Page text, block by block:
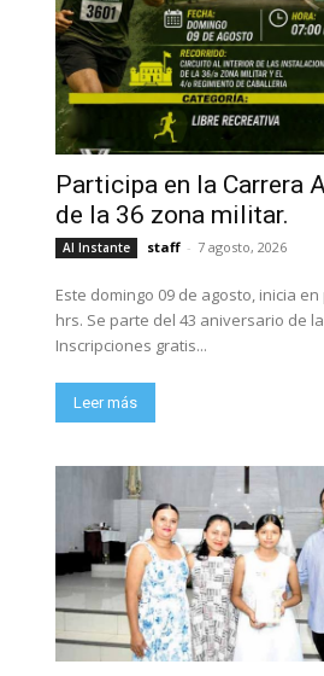
Participa en la Carrera
de la 36 zona militar.
Al Instante staff - 7 agosto, 2026
Este domingo 09 de agosto, inicia
hrs. Se parte del 43 aniversario de la zona militar.
Inscripciones gratis...
Leer más